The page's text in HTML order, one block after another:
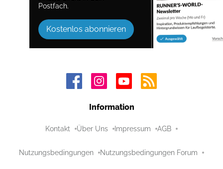
Postfach.
Kostenlos abonnieren
Information
Kontakt Über Uns Impressum AGB
Nutzungsbedingungen Nutzungsbedingungen Forum